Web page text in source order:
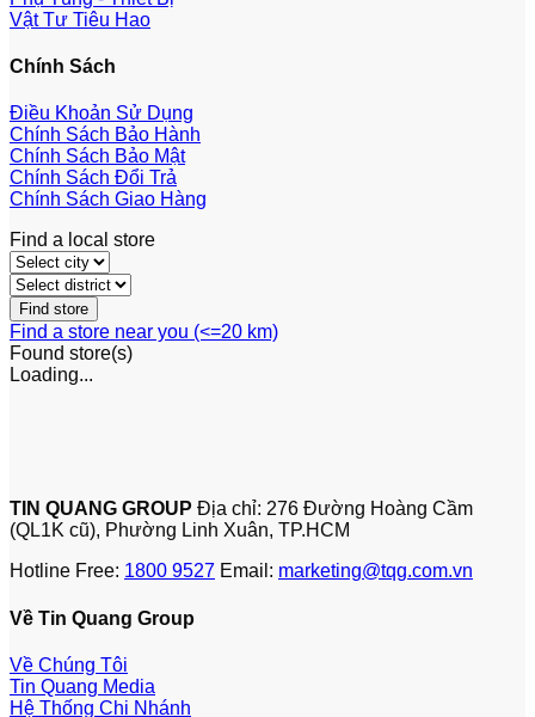
Vật Tư Tiêu Hao
Chính Sách
Điều Khoản Sử Dụng
Chính Sách Bảo Hành
Chính Sách Bảo Mật
Chính Sách Đổi Trả
Chính Sách Giao Hàng
Find a local store
Find a store near you (<=20 km)
Found store(s)
Loading...
TIN QUANG GROUP Địa chỉ: 276 Đường Hoàng Cầm
(QL1K cũ), Phường Linh Xuân, TP.HCM
Hotline Free: 1800 9527 Email: marketing@tqg.com.vn
Về Tin Quang Group
Về Chúng Tôi
Tin Quang Media
Hệ Thống Chi Nhánh